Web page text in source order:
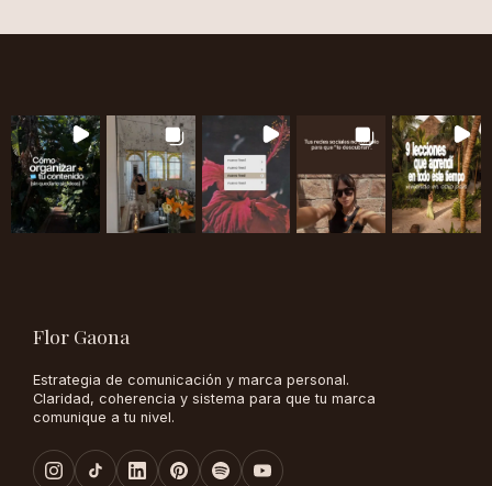
Flor Gaona
Estrategia de comunicación y marca personal.
Claridad, coherencia y sistema para que tu marca
comunique a tu nivel.